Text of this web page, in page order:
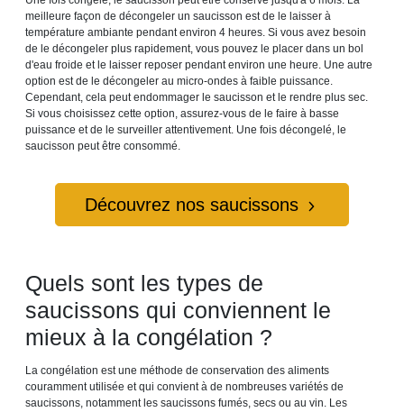
meilleure façon de décongeler un saucisson est de le laisser à
température ambiante pendant environ 4 heures. Si vous avez besoin
de le décongeler plus rapidement, vous pouvez le placer dans un bol
d'eau froide et le laisser reposer pendant environ une heure. Une autre
option est de le décongeler au micro-ondes à faible puissance.
Cependant, cela peut endommager le saucisson et le rendre plus sec.
Si vous choisissez cette option, assurez-vous de le faire à basse
puissance et de le surveiller attentivement. Une fois décongelé, le
saucisson peut être consommé.
Découvrez nos saucissons
Quels sont les types de
saucissons qui conviennent le
mieux à la congélation ?
La congélation est une méthode de conservation des aliments
couramment utilisée et qui convient à de nombreuses variétés de
saucissons, notamment les saucissons fumés, secs ou au vin. Les